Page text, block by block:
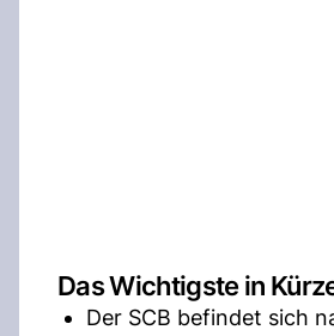
Das Wichtigste in
Der SCB befindet sich